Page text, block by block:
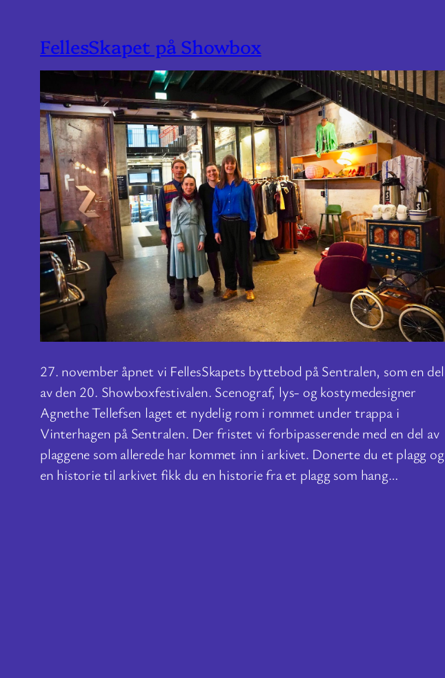
FellesSkapet på Showbox
27. november åpnet vi FellesSkapets byttebod på Sentralen, som en del
av den 20. Showboxfestivalen. Scenograf, lys- og kostymedesigner
Agnethe Tellefsen laget et nydelig rom i rommet under trappa i
Vinterhagen på Sentralen. Der fristet vi forbipasserende med en del av
plaggene som allerede har kommet inn i arkivet. Donerte du et plagg og
en historie til arkivet fikk du en historie fra et plagg som hang…